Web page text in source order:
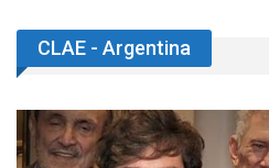
CLAE - Argentina